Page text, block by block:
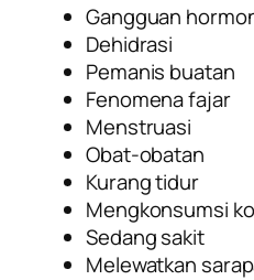
Gangguan
Dehidrasi
Pemanis buatan
Fenomena fajar
Menstruasi
Obat-obatan
Kurang tidur
Mengkonsumsi
Sedang sakit
Melewatkan